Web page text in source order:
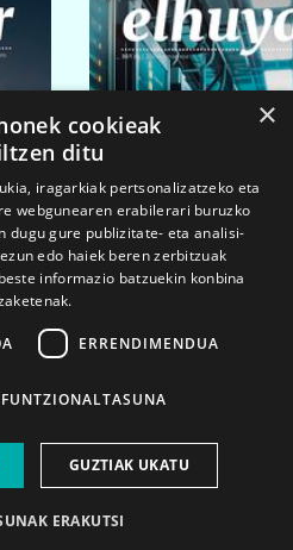
2026ko mar. 1a
×
cookieak
ditu
iragarkiak pertsonalizatzeko eta
webgunearen erabilerari buruzko
dugu gure publizitate- eta analisi-
edo haiek beren zerbitzuak
informazio batzuekin konbina
ERRENDIMENDUA
FUNTZIONALTASUNA
GUZTIAK UKATU
ERAKUTSI